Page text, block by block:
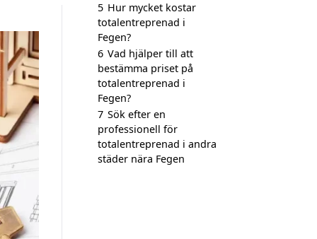
5 Hur mycket kostar
totalentreprenad i
Fegen?
6 Vad hjälper till att
bestämma priset på
totalentreprenad i
Fegen?
7 Sök efter en
professionell för
totalentreprenad i andra
städer nära Fegen